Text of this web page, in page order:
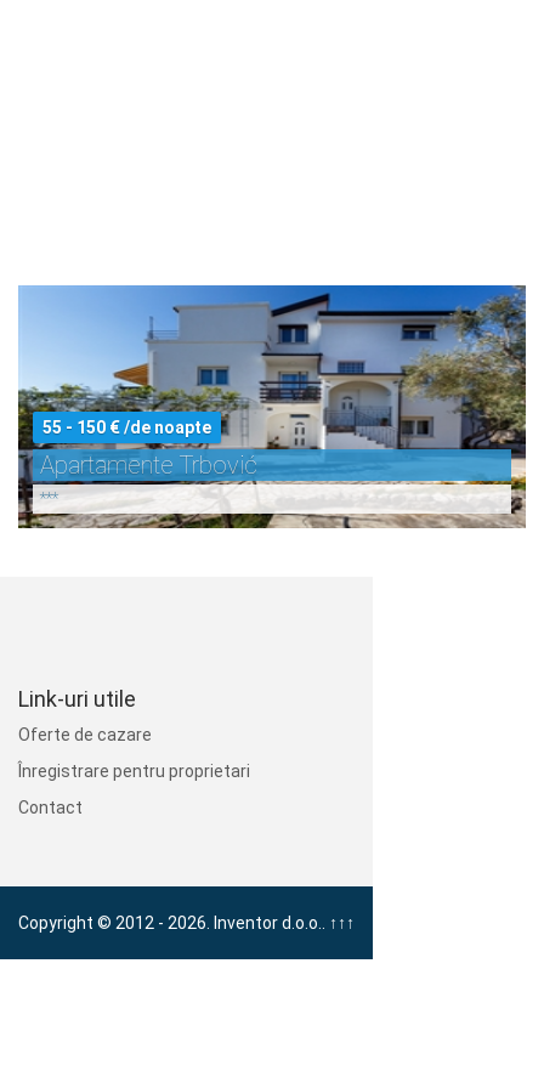
55 - 150 € /de noapte
Apartamente Trbović
***
Link-uri utile
Oferte de cazare
Înregistrare pentru proprietari
Contact
Copyright © 2012 - 2026. Inventor d.o.o.. ↑↑↑